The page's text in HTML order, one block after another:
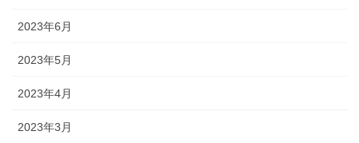
2023年6月
2023年5月
2023年4月
2023年3月